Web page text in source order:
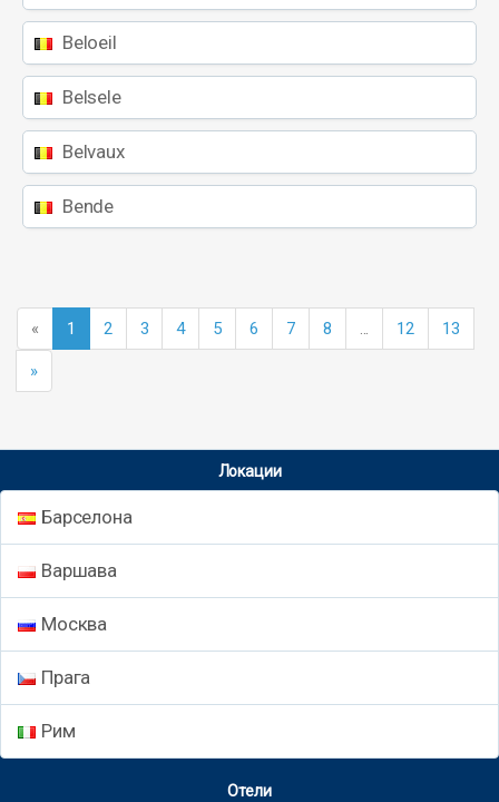
Beloeil
Belsele
Belvaux
Bende
« 1 2 3 4 5 6 7 8 ... 12 13
»
Локации
Барселона
Варшава
Москва
Прага
Рим
Отели